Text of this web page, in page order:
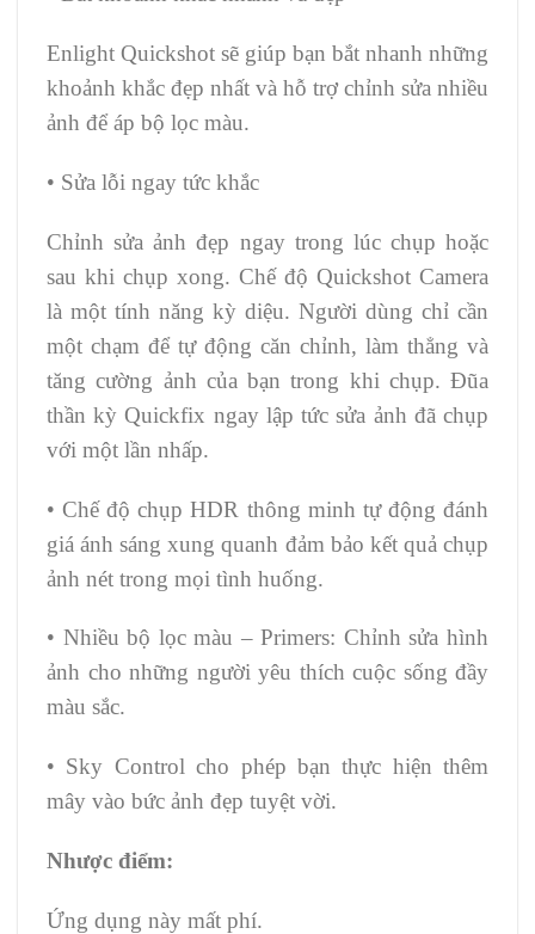
Enlight Quickshot sẽ giúp bạn bắt nhanh những
khoảnh khắc đẹp nhất và hỗ trợ chỉnh sửa nhiều
ảnh để áp bộ lọc màu.
• Sửa lỗi ngay tức khắc
Chỉnh sửa ảnh đẹp ngay trong lúc chụp hoặc
sau khi chụp xong. Chế độ Quickshot Camera
là một tính năng kỳ diệu. Người dùng chỉ cần
một chạm để tự động căn chỉnh, làm thẳng và
tăng cường ảnh của bạn trong khi chụp. Đũa
thần kỳ Quickfix ngay lập tức sửa ảnh đã chụp
với một lần nhấp.
• Chế độ chụp HDR thông minh tự động đánh
giá ánh sáng xung quanh đảm bảo kết quả chụp
ảnh nét trong mọi tình huống.
• Nhiều bộ lọc màu – Primers: Chỉnh sửa hình
ảnh cho những người yêu thích cuộc sống đầy
màu sắc.
• Sky Control cho phép bạn thực hiện thêm
mây vào bức ảnh đẹp tuyệt vời.
Nhược điểm:
Ứng dụng này mất phí.